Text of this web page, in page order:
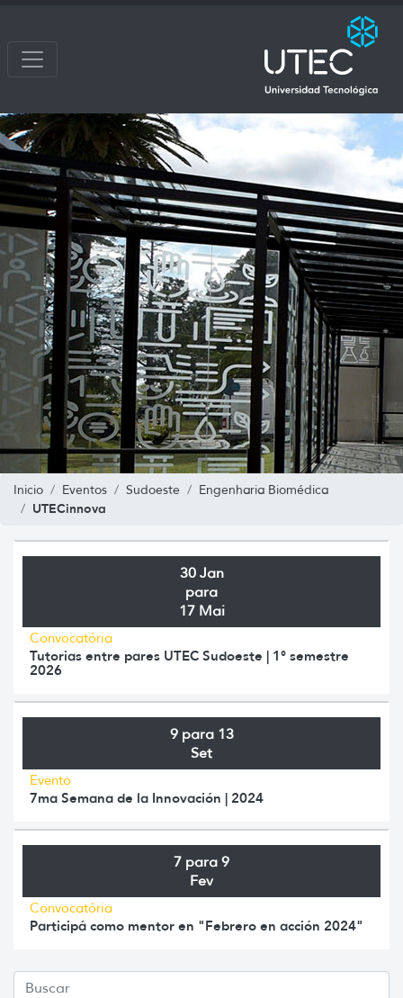
Inicio Eventos Sudoeste Engenharia Biomédica
UTECinnova
30 Jan
para
17 Mai
Convocatória
Tutorias entre pares UTEC Sudoeste | 1° semestre
2026
9 para 13
Set
Evento
7ma Semana de la Innovación | 2024
7 para 9
Fev
Convocatória
Participá como mentor en "Febrero en acción 2024"